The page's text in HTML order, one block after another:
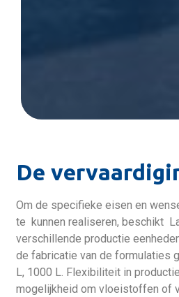
De
Om de specifieke eisen en
te kunnen realiseren, beschikt
verschillende productie
de fabricatie van de formulaties
L, 1000 L. Flexibiliteit in
mogelijkheid om vloeistoffen of